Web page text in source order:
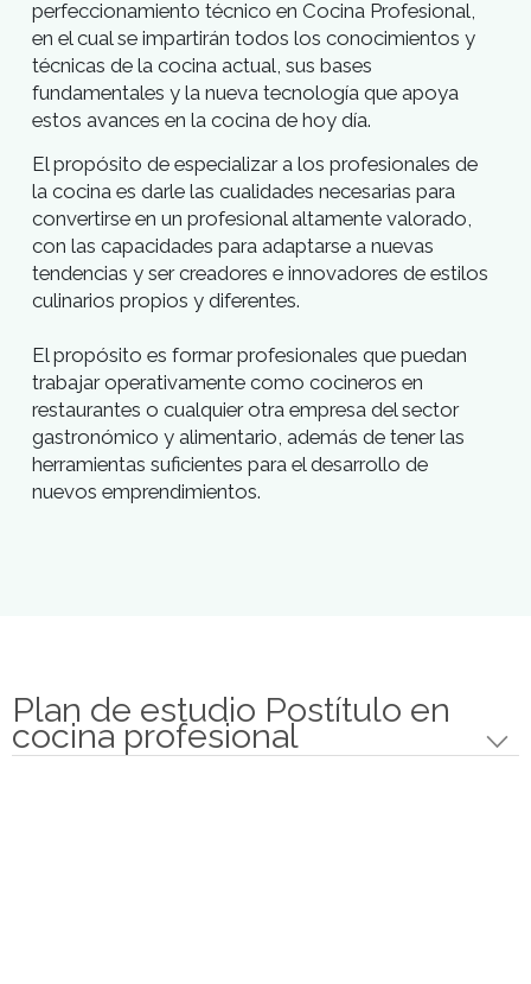
Introducción
Nuestro proposito
Hoy día los profesionales de la cocina afrontan
retos que requieren de un continuo
perfeccionamiento técnico, que les permitan estar
siempre actualizados a través de la adquisición de
nuevas competencias, habilidades y visión de la
gastronomía global.
Para cumplir con este objetivo nuestro centro
educativo ha desarrollado este programa de
perfeccionamiento técnico en Cocina Profesional,
convertirse en un profesional altamente valorado,
con las capacidades para adaptarse a nuevas